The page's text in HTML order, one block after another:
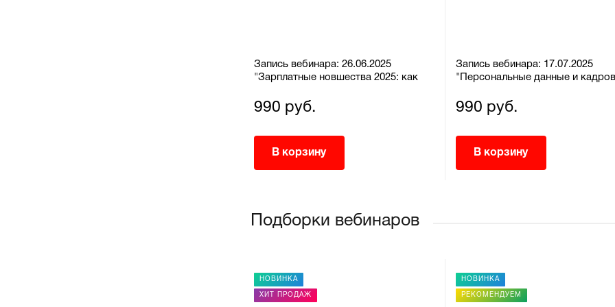
Запись вебинара: 26.06.2025
"Зарплатные новшества 2025: как
правилам и без штрафов"
990 руб.
В корзину
Запись вебинара: 17.07.2025
"Персональные данные и
хранения – без ошибок"
990 руб.
В корзину
Подборки вебинаров
НОВИНКА
ХИТ ПРОДАЖ
НОВИНКА
РЕКОМЕНДУЕМ